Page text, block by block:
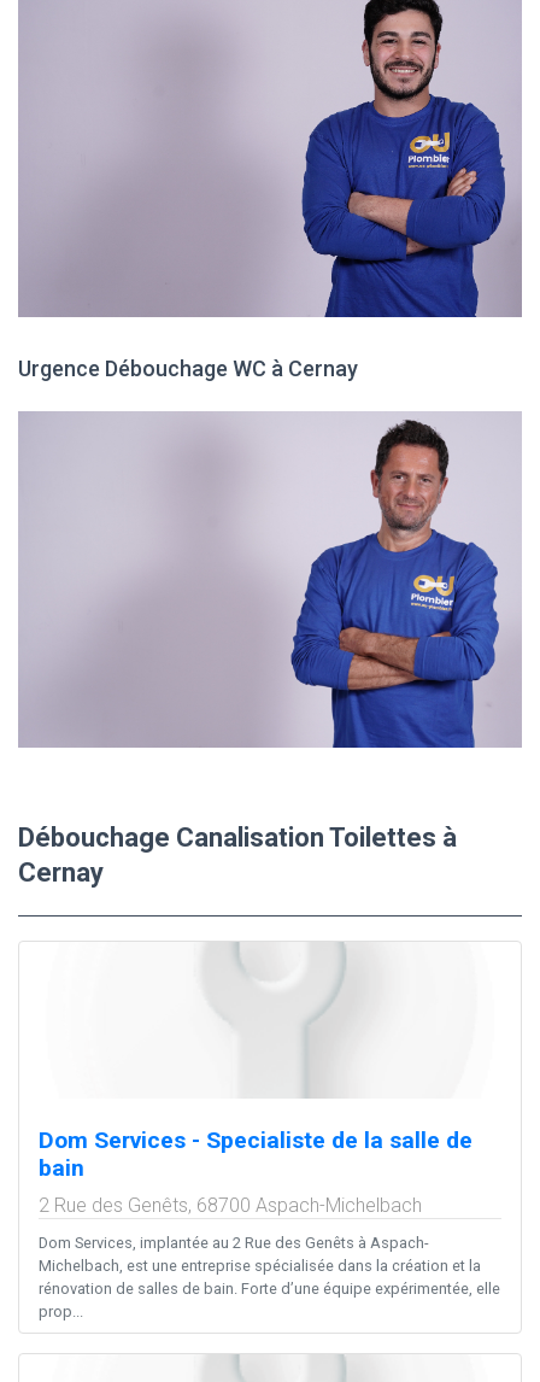
Urgence Débouchage WC à Cernay
Débouchage Canalisation Toilettes à
Cernay
Dom Services - Specialiste de la salle de
bain
2 Rue des Genêts, 68700 Aspach-Michelbach
Dom Services, implantée au 2 Rue des Genêts à Aspach-
Michelbach, est une entreprise spécialisée dans la création et la
rénovation de salles de bain. Forte d’une équipe expérimentée, elle
prop...